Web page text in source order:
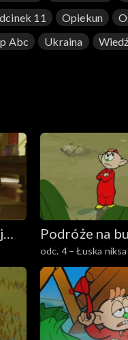
11 Opiekun
Abc Ukraina
Podróże na
chmurze
odc. 4 – Łuska niksa